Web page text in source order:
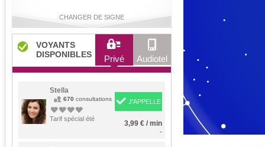
CHANGER DE SIGNE
Bélier Taureau Gémeaux Cancer
Lion Scorpion
VOYANTS
DISPONIBLES
Privé Audiotel
Stella
670 consultations
Tarif spécial été
J'APPELLE
3,99 € / min
-